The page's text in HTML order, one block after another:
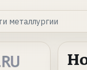
металлургии